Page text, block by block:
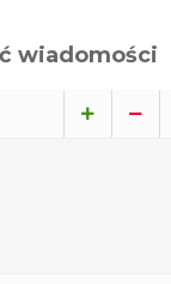
wiadomości